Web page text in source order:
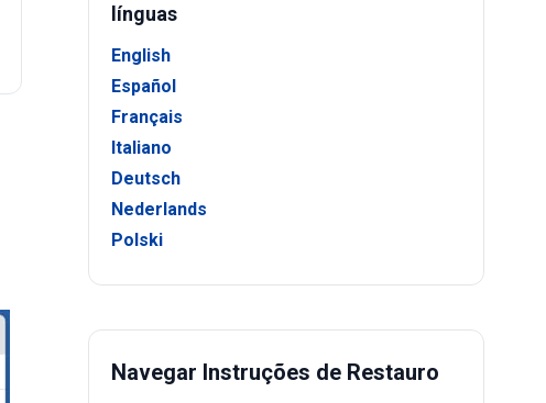
línguas
English
Español
Français
Italiano
Deutsch
Nederlands
Polski
Navegar Instruções de Restauro